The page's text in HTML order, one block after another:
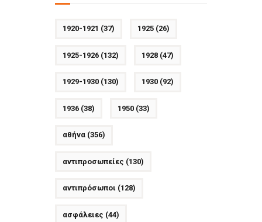
1920-1921 (37) 1925(26)
1925-1926(132) 1928(47)
1929-1930(130) 1930(92)
1936(38) 1950(33)
αθήνα(356)
αντιπροσωπείες (130)
αντιπρόσωποι (128)
ασφάλειες (44)